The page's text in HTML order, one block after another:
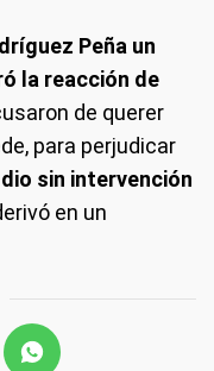
Peña un
la reacción de
de querer
para perjudicar
sin intervención
en un